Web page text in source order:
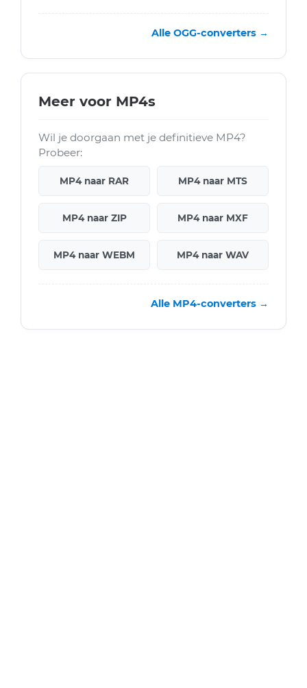
Alle OGG-converters →
Meer voor MP4s
Wil je doorgaan met je definitieve MP4?
Probeer:
MP4 naar RAR MP4 naar MTS
MP4 naar ZIP MP4 naar MXF
MP4 naar WEBM MP4 naar WAV
Alle MP4-converters →